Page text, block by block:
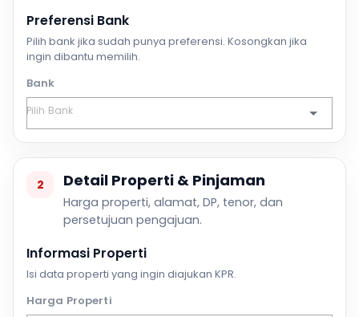
Preferensi Bank
Pilih bank jika sudah punya preferensi. Kosongkan jika
ingin dibantu memilih.
Bank
2 Detail Properti & Pinjaman
Harga properti, alamat, DP, tenor, dan
persetujuan pengajuan.
Informasi Properti
Isi data properti yang ingin diajukan KPR.
Harga Properti